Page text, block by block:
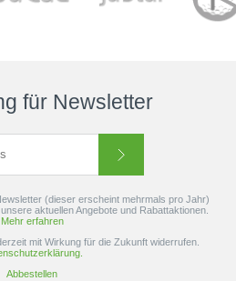
für Newsletter
(dieser erscheint mehrmals pro Jahr)
aktuellen Angebote und Rabattaktionen.
Mehr erfahren
mit Wirkung für die Zukunft widerrufen.
Abbestellen